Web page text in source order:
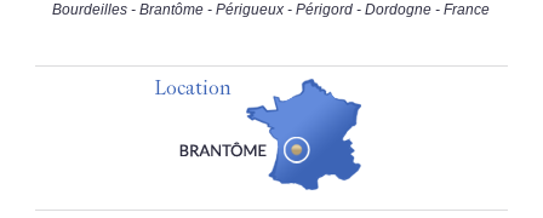
Bourdeilles - Brantôme - Périgueux - Périgord - Dordogne - France
Location